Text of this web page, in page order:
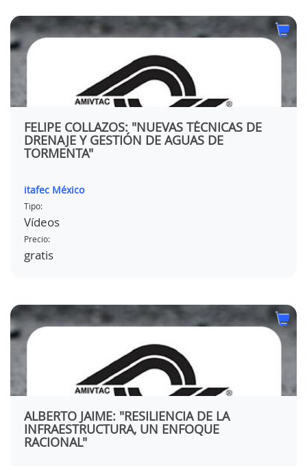
FELIPE COLLAZOS: "NUEVAS TÉCNICAS DE
DRENAJE Y GESTIÓN DE AGUAS DE
TORMENTA"
itafec México
Tipo:
Vídeos
Precio:
gratis
ALBERTO JAIME: "RESILIENCIA DE LA
INFRAESTRUCTURA, UN ENFOQUE
RACIONAL"